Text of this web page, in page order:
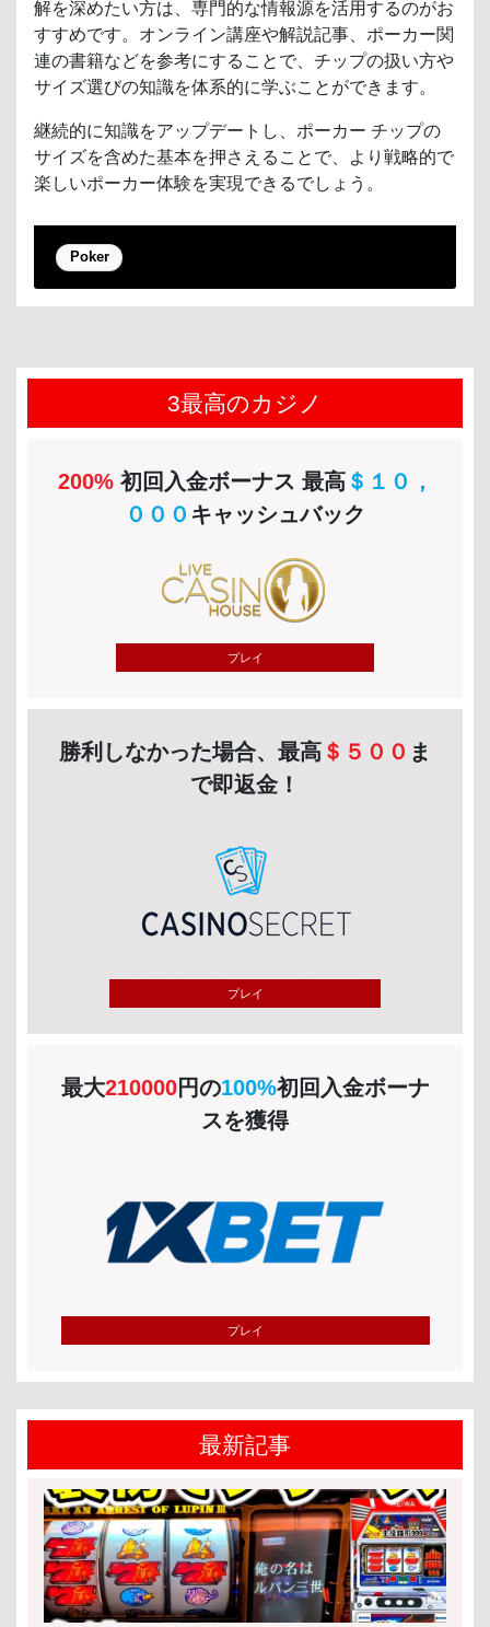
解を深めたい方は、専門的な情報源を活用するのがお
すすめです。オンライン講座や解説記事、ポーカー関
連の書籍などを参考にすることで、チップの扱い方や
サイズ選びの知識を体系的に学ぶことができます。
継続的に知識をアップデートし、ポーカー チップの
サイズを含めた基本を押さえることで、より戦略的で
楽しいポーカー体験を実現できるでしょう。
Poker
3最高のカジノ
200%初回入金ボーナス 最高＄１０，
０００ キャッシュバック
プレイ
勝利しなかった場合、最高 ＄５００ ま
で即返金！
プレイ
最大210000円の100%初回入金ボーナ
スを獲得
プレイ
最新記事